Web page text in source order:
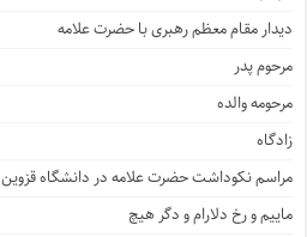
دیدار مقام معظم رهبری با حضرت علامه
مرحوم پدر
مرحومه والده
زادگاه
مراسم نکوداشت حضرت علامه در دانشگاه قزوین
ماییم و رخ دلارام و دگر هیچ